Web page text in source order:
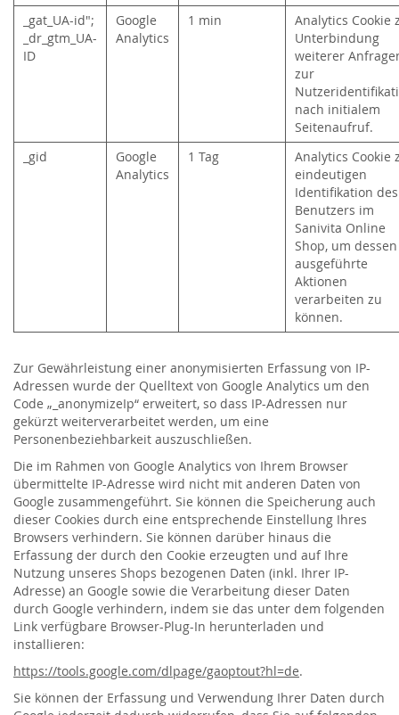
_gat_UA-id";
_dr_gtm_UA-
ID
Google
Analytics
1 min
Analytics Cookie
Unterbindung
weiterer
zur
nach initialem
Seitenaufruf.
_gid
Google
Analytics
1 Tag
Analytics Cookie
eindeutigen
Identifikation des
Benutzers im
Sanivita Online
Shop, um dessen
ausgeführte
Aktionen
verarbeiten zu
können.
Zur Gewährleistung einer anonymisierten Erfassung von IP-
Adressen wurde der Quelltext von Google Analytics um den
Code „_anonymizeIp“ erweitert, so dass IP-Adressen nur
gekürzt weiterverarbeitet werden, um eine
Personenbeziehbarkeit auszuschließen.
Die im Rahmen von Google Analytics von Ihrem Browser
übermittelte IP-Adresse wird nicht mit anderen Daten von
Google zusammengeführt. Sie können die Speicherung auch
dieser Cookies durch eine entsprechende Einstellung Ihres
Browsers verhindern. Sie können darüber hinaus die
Erfassung der durch den Cookie erzeugten und auf Ihre
Nutzung unseres Shops bezogenen Daten (inkl. Ihrer IP-
Adresse) an Google sowie die Verarbeitung dieser Daten
durch Google verhindern, indem sie das unter dem folgenden
Link verfügbare Browser-Plug-In herunterladen und
installieren:
https://tools.google.com/dlpage/gaoptout?hl=de.
Sie können der Erfassung und Verwendung Ihrer Daten durch